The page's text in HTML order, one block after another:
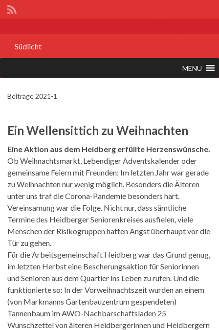
Südlicht
MENU
Beiträge 2021-1
Ein Wellensittich zu Weihnachten
Eine Aktion aus dem Heidberg erfüllte Herzenswünsche.
Ob Weihnachtsmarkt, Lebendiger Adventskalender oder
gemeinsame Feiern mit Freunden: Im letzten Jahr war gerade
zu Weihnachten nur wenig möglich. Besonders die Älteren
unter uns traf die Corona-Pandemie besonders hart.
Vereinsamung war die Folge. Nicht nur, dass sämtliche
Termine des Heidberger Seniorenkreises ausfielen, viele
Menschen der Risikogruppen hatten Angst überhaupt vor die
Tür zu gehen.
Für die Arbeitsgemeinschaft Heidberg war das Grund genug,
im letzten Herbst eine Bescherungsaktion für Seniorinnen
und Senioren aus dem Quartier ins Leben zu rufen. Und die
funktionierte so: In der Vorweihnachtszeit wurden an einem
(von Markmanns Gartenbauzentrum gespendeten)
Tannenbaum im AWO-Nachbarschaftsladen 25
Wunschzettel von älteren Heidbergerinnen und Heidbergern